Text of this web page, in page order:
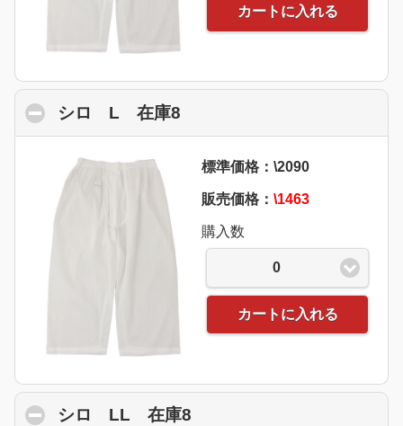
カートに入れる
シロ L 在庫8
標準価格：\2090
販売価格： \1463
購入数
0
カートに入れる
シロ LL 在庫8